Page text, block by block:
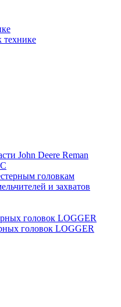
технике
John Deere Reman
головкам
и захватов
головок LOGGER
головок LOGGER